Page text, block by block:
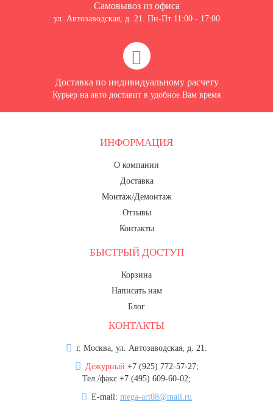
Самовывоз из офиса
ул. Автозаводская, д. 21. Пн-Пт 11:00 - 17:00
Доставка по индивидуальному расчету
Курьер на авто доставит в удобное Вам время
ИНФОРМАЦИЯ
О компании
Доставка
Монтаж/Демонтаж
Отзывы
Контакты
БЫСТРЫЙ ДОСТУП
Корзина
Написать нам
Блог
КОНТАКТЫ
г. Москва, ул. Автозаводская, д. 21.
Дежурный +7 (925) 772-57-27;
Тел./факс +7 (495) 609-60-02;
E-mail: mega-art08@mail.ru